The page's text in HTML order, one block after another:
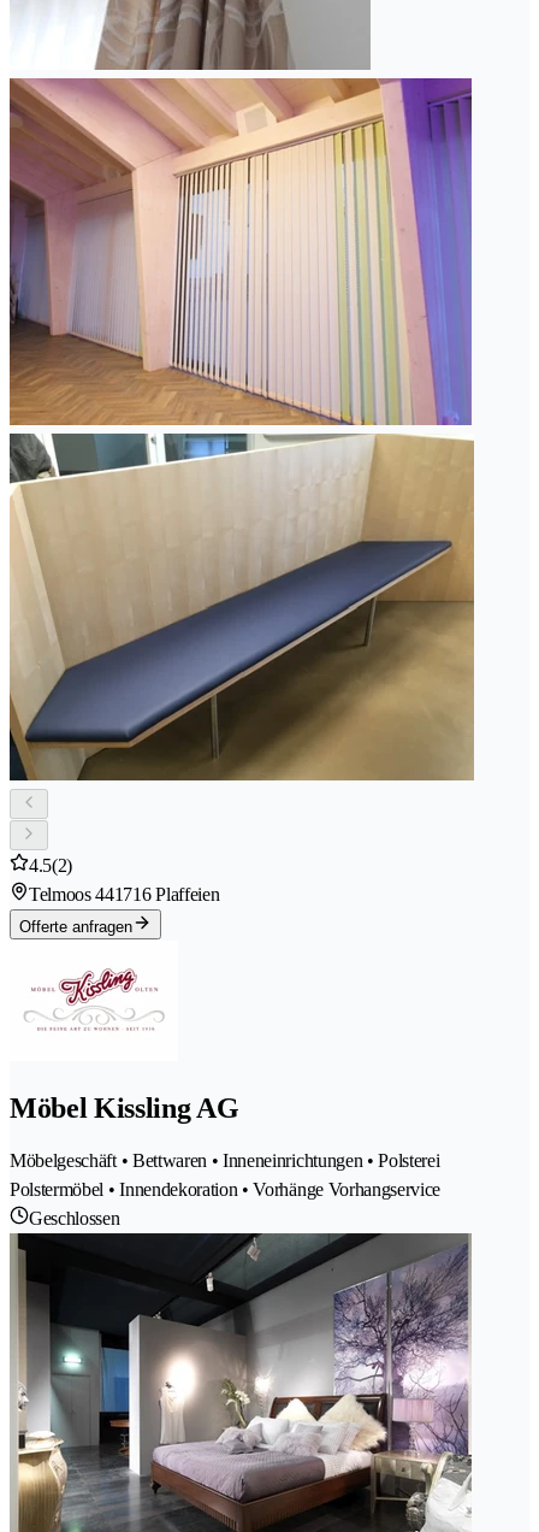
4.5(2)
Telmoos 441716 Plaffeien
Offerte anfragen
Möbel Kissling AG
Möbelgeschäft • Bettwaren • Inneneinrichtungen • Polsterei
Polstermöbel • Innendekoration • Vorhänge Vorhangservice
Geschlossen